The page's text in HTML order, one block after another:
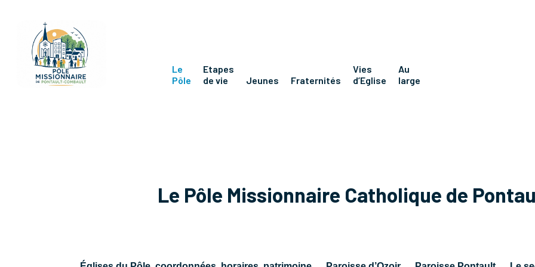
Le
Pôle
Etapes
de vie
Jeunes Fraternités
Vies
d’Eglise
Au
large
Le Pôle Missionnaire Catholique de